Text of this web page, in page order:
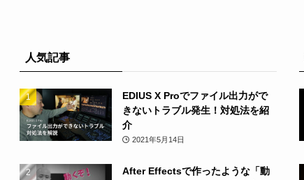
人気記事
EDIUS X Proでファイル出力がで
きないトラブル発生！対処法を紹
介
2021年5月14日
After Effectsで作ったような「動